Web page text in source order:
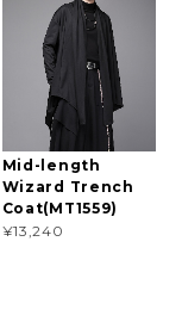
Mid-length
Wizard Trench
Coat(MT1559)
¥13,240